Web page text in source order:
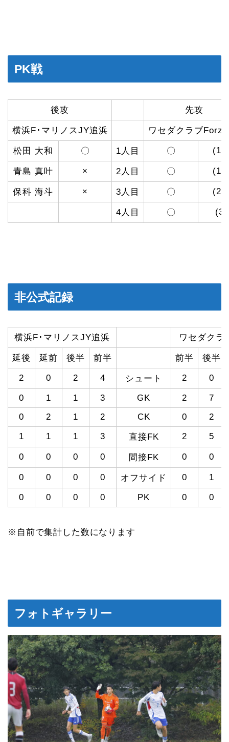
PK戦
後攻 先攻
横浜F･マリノスJY追浜 ワセダクラブ
松田 大和 〇 1人目 〇
青島 真叶 × 2人目 〇
保科 海斗 × 3人目 〇
4人目 〇 (3)
非公式記録
横浜F･マリノスJY追浜 ワセダクラ
延後 延前 後半 前半 前半 後半
2 0 2 4 シュート 2 0
0 1 1 3 GK 2
7
0
2 1 2 CK 0
2
1
1 1 3 直接FK 2 5
0 0 0 0 間接FK 0 0
0 0 0 0 オフサイド 0 1
0 0 0 0 PK 0 0
※自前で集計した数になります
フォトギャラリー